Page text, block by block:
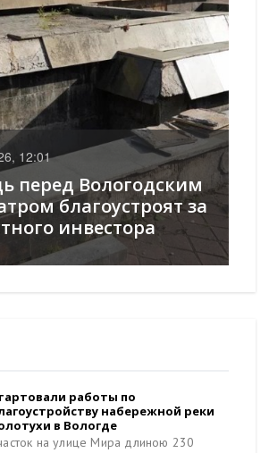
12:01
перед Вологодским
благоустроят за
инвестора
работы по
набережной реки
в Вологде
на улице Мира длиною 230